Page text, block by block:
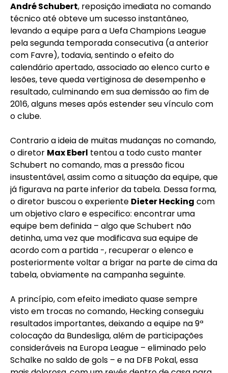
André Schubert, reposição imediata no comando
técnico até obteve um sucesso instantâneo,
levando a equipe para a Uefa Champions League
pela segunda temporada consecutiva (a anterior
com Favre), todavia, sentindo o efeito do
calendário apertado, associado ao elenco curto e
lesões, teve queda vertiginosa de desempenho e
resultado, culminando em sua demissão ao fim de
2016, alguns meses após estender seu vínculo com
o clube.
Contrario a ideia de muitas mudanças no comando,
o diretor Max Eberl tentou a todo custo manter
Schubert no comando, mas a pressão ficou
insustentável, assim como a situação da equipe, que
já figurava na parte inferior da tabela. Dessa forma,
o diretor buscou o experiente Dieter Hecking com
um objetivo claro e especifico: encontrar uma
equipe bem definida – algo que Schubert não
detinha, uma vez que modificava sua equipe de
acordo com a partida -, recuperar o elenco e
posteriormente voltar a brigar na parte de cima da
tabela, obviamente na campanha seguinte.
A princípio, com efeito imediato quase sempre
visto em trocas no comando, Hecking conseguiu
resultados importantes, deixando a equipe na 9ª
colocação da Bundesliga, além de participações
consideráveis na Europa League – eliminado pelo
Schalke no saldo de gols – e na DFB Pokal, essa